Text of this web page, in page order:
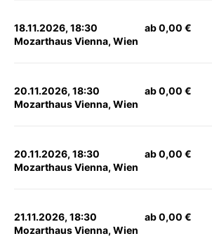
18.11.2026, 18:30
Mozarthaus Vienna, Wien
ab 0,00 €
20.11.2026, 18:30
Mozarthaus Vienna, Wien
ab 0,00 €
20.11.2026, 18:30
Mozarthaus Vienna, Wien
ab 0,00 €
21.11.2026, 18:30
Mozarthaus Vienna, Wien
ab 0,00 €